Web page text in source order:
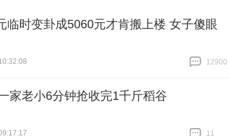
临时变卦成5060元才肯搬上楼 女子傻眼
12900
家老小6分钟抢收完1千斤稻谷
11